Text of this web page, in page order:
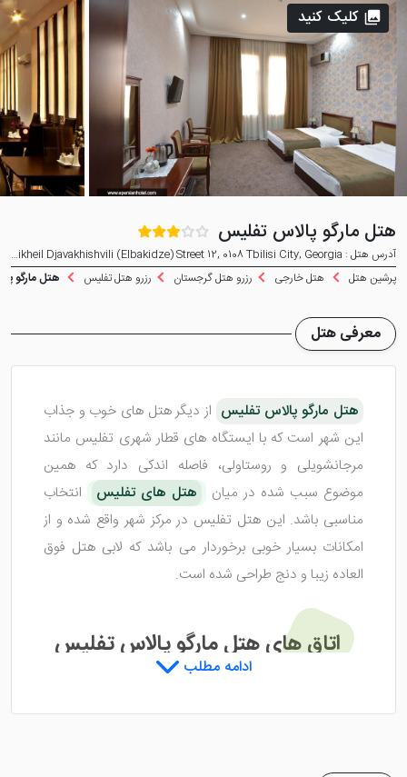
هتل مارگو پالاس تفلیس
آدرس هتل : Mikheil Djavakhishvili (Elbakidze) Street 12, 0108 Tbilisi City, Georgia
پرشین هتل
هتل خارجی رزرو هتل گرجستان رزرو هتل تفلیس هتل مارگو
کلیک کنید
معرفی هتل
هتل مارگو پالاس تفلیس از دیگر هتل های خوب و جذاب
این شهر است که با ایستگاه های قطار شهری تفلیس مانند
مرجانشویلی و روستاولی، فاصله اندکی دارد که همین
موضوع سبب شده در میان
هتل های تفلیس
انتخاب
مناسبی باشد. این هتل تفلیس در مرکز شهر واقع شده و از
امکانات بسیار خوبی برخوردار می باشد که لابی هتل فوق
العاده زیبا و دنج طراحی شده است.
اتاق های هتل مارگو پالاس تفلیس
ادامه مطلب